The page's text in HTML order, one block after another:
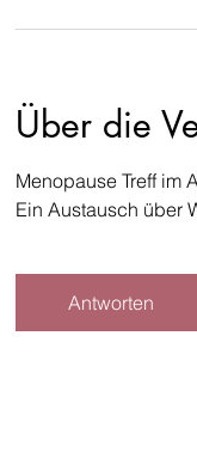
Über die
Menopause Treff im
Ein Austausch über
Antworten